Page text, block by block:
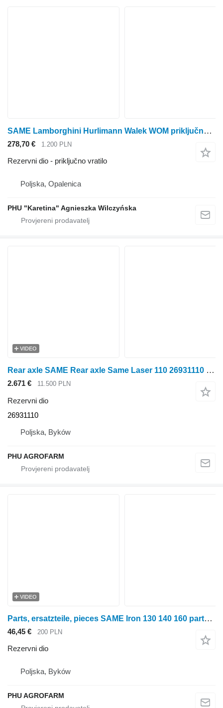
SAME Lamborghini Hurlimann Walek WOM priključno vratilo za Lamborghini Lamborgini Hurlimann traktora na kotačima
278,70 € 1.200 PLN
Rezervni dio - priključno vratilo
Poljska, Opalenica
PHU "Karetina" Agnieszka Wilczyńska
VIDEO
Rear axle SAME Rear axle Same Laser 110 26931110 za SAME Laser 110 traktora na kotačima
2.671 € 11.500 PLN
Rezervni dio
26931110
Poljska, Byków
PHU AGROFARM
VIDEO
Parts, ersatzteile, pieces SAME Iron 130 140 160 parts, ersatzteile, pieces za SAME Iron 130 140 160 traktora na kotačima
46,45 € 200 PLN
Rezervni dio
Poljska, Byków
PHU AGROFARM